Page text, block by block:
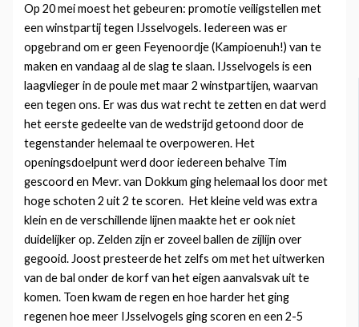
Op 20 mei moest het gebeuren: promotie veiligstellen met
een winstpartij tegen IJsselvogels. Iedereen was er
opgebrand om er geen Feyenoordje (Kampioenuh!) van te
maken en vandaag al de slag te slaan. IJsselvogels is een
laagvlieger in de poule met maar 2 winstpartijen, waarvan
een tegen ons. Er was dus wat recht te zetten en dat werd
het eerste gedeelte van de wedstrijd getoond door de
tegenstander helemaal te overpoweren. Het
openingsdoelpunt werd door iedereen behalve Tim
gescoord en Mevr. van Dokkum ging helemaal los door met
hoge schoten 2 uit 2 te scoren. Het kleine veld was extra
klein en de verschillende lijnen maakte het er ook niet
duidelijker op. Zelden zijn er zoveel ballen de zijlijn over
gegooid. Joost presteerde het zelfs om met het uitwerken
van de bal onder de korf van het eigen aanvalsvak uit te
komen. Toen kwam de regen en hoe harder het ging
regenen hoe meer IJsselvogels ging scoren en een 2-5